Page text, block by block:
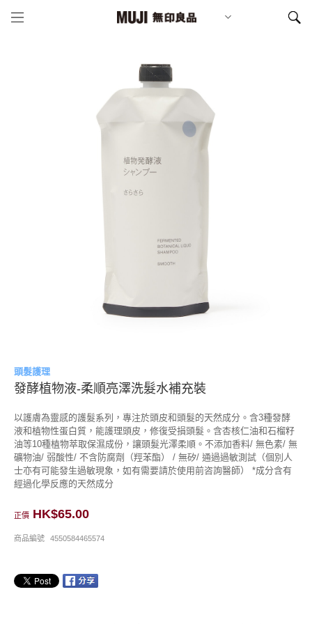
頭髮護理
發酵植物液-柔順亮澤洗髮水補充裝
以護膚為靈感的護髮系列，專注於頭皮和頭髮的天然成分。含3種發酵
液和植物性蛋白質，能護理頭皮，修復受損頭髮。含杏核仁油和石榴籽
油等10種植物萃取保濕成份，讓頭髮光澤柔順。不添加香料/ 無色素/ 無
礦物油/ 弱酸性/ 不含防腐劑（羥苯酯） / 無矽/ 通過過敏測試（個別人
士亦有可能發生過敏現象，如有需要請於使用前咨詢醫師） *成分含有
經過化學反應的天然成分
正價 HK$65.00
商品編號 4550584465574